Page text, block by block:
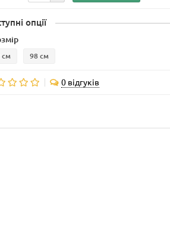
опції
см 98 см
0 відгуків